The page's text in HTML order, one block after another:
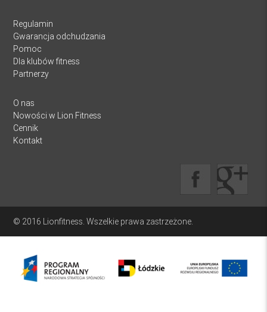
Regulamin
Gwarancja odchudzania
Pomoc
Dla klubów fitness
Partnerzy
O nas
Nowości w Lion Fitness
Cennik
Kontakt
© 2016 Lionfitness. Wszelkie prawa zastrzeżone.